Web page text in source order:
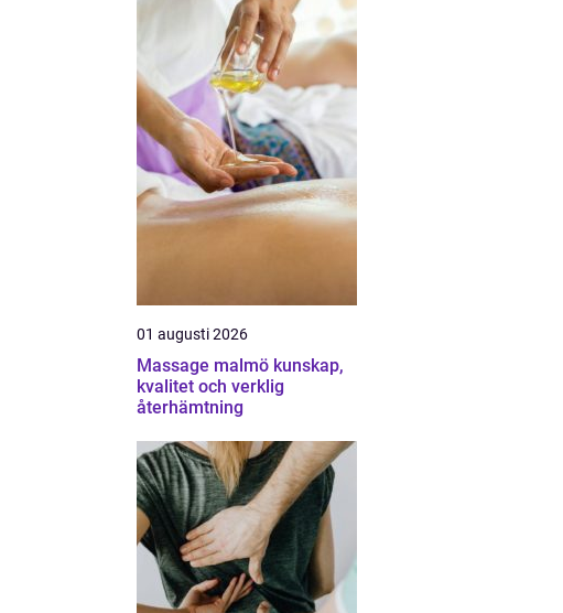
01 augusti 2026
Massage malmö kunskap,
kvalitet och verklig
återhämtning